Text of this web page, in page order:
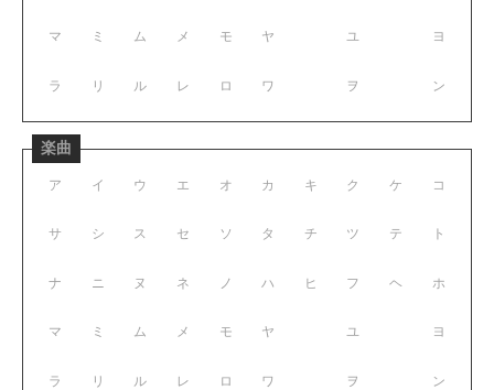
マ ミ ム メ モ
ラ リ ル レ ロ
ヤ ユ ヨ
ワ ヲ ン
楽曲
ア イ ウ エ オ
サ シ ス セ ソ
ナ ニ ヌ ネ ノ
マ ミ ム メ モ
ラ リ ル レ ロ
カ キ ク ケ コ
タ チ ツ テ ト
ハ ヒ フ ヘ ホ
ヤ ユ ヨ
ワ ヲ ン